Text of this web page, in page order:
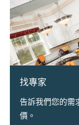
找專家
告訴我們您的需
價。